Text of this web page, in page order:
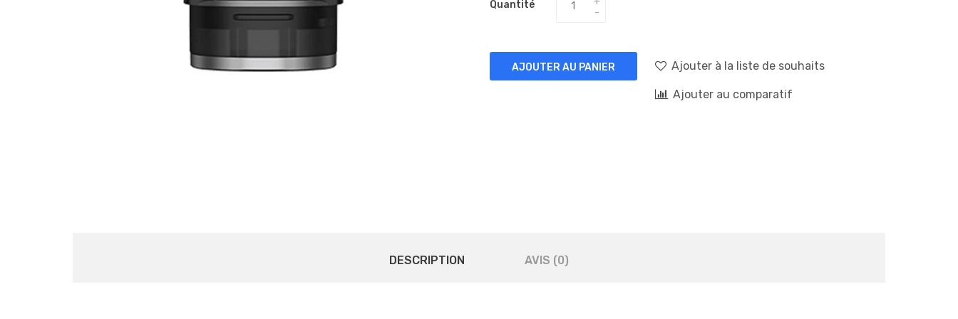
Quantité
AJOUTER AU PANIER Ajouter à la liste de souhaits
Ajouter au comparatif
DESCRIPTION AVIS (0)